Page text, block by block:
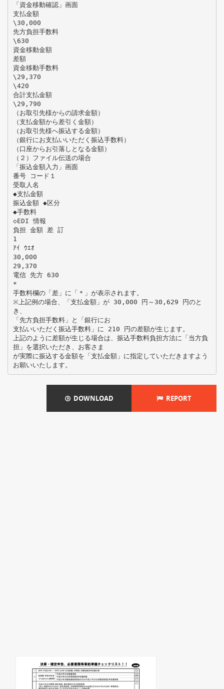
「資金移動確認」画面
支払金額
\30,000
先方負担手数料
\630
資金移動金額
差額
資金移動手数料
\29,370
\420
合計支払金額
\29,790
（お取引先様からの請求金額）
（支払金額から差引く金額）
（お取引先様へ振込する金額）
（銀行にお支払いいただく振込手数料）
（口座からお引落しとなる金額）
（２）ファイル伝送の場合
「振込金額入力」画面
番号 コード１
受取人名
◆支払金額
振込金額 ◆区分
◆手数料
◇EDI 情報
負担 金額 差 訂
1
ｱｲ ｳｴｵ
30,000
29,370
電信 先方 630
*
手数料欄の「差」に「＊」が表示されます。
※上記例の場合、「支払金額」が 30,000 円～30,629 円のと
き、
「先方負担手数料」と「銀行にお
支払いいただく振込手数料」に 210 円の差額が生じます。
上記のように差額が生じる場合は、振込手数料負担方法に「当方負
担」を選択いただき、お客さま
が実際に振込する金額を「支払金額」に指定していただきますよう
DOWNLOAD REPORT